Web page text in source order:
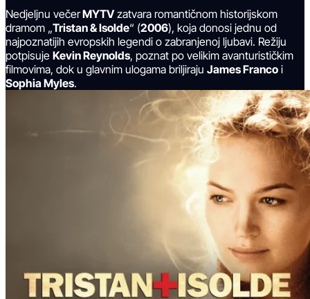
Nedjeljnu večerMYTVzatvara romantičnom historijskom
dramom „Tristan & Isolde“ (2006), koja donosi jednu od
najpoznatijih evropskih legendi o zabranjenoj ljubavi. Režiju
potpisuje Kevin Reynolds, poznat po velikim avanturističkim
filmovima, dok u glavnim ulogama briljiraju James Franco i
Sophia Myles.